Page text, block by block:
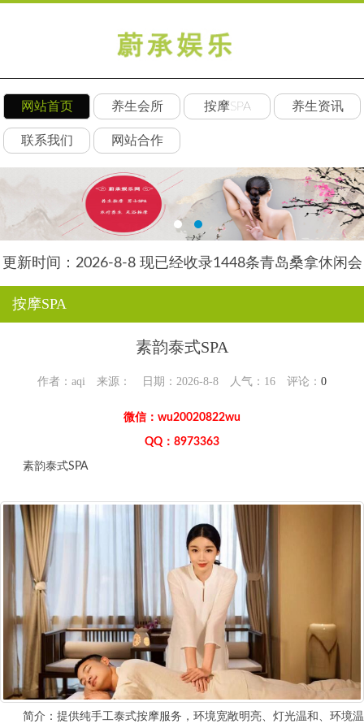
网站首页 养生会所 按摩SPA 养生资讯
联系我们 网站合作
更新时间：2026-8-8 现已经收录1448条青岛桑拿休闲会
按摩SPA
素韵泰式SPA
作者：aqi 来源： 日期：2026-8-8 人气： 16 评论： 0
微信：wu20020822wu
QQ：8973363
素韵泰式SPA
简介：提供纯手工泰式按摩服务，环境宽敞明亮、灯光温和、环境温